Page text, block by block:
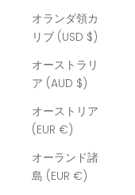
オランダ領カ
リブ (USD $)
オーストラリ
ア (AUD $)
オーストリア
(EUR €)
オーランド諸
島 (EUR €)